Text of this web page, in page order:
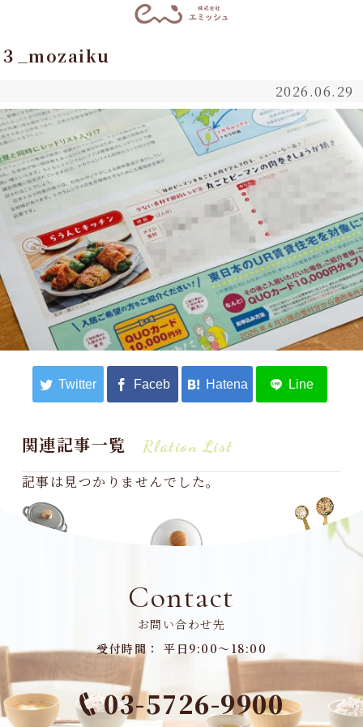
３_mozaiku
2026.06.29
関連記事一覧 Rlation List
記事は見つかりませんでした。
Contact
お問い合わせ先
受付時間： 平日9:00～18:00
03-5726-9900